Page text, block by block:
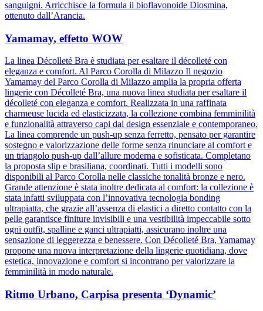
sanguigni. Arricchisce la formula il bioflavonoide Diosmina,
ottenuto dall’Arancia.
Yamamay, effetto WOW
La linea Décolleté Bra è studiata per esaltare il décolleté con
eleganza e comfort. Al Parco Corolla di Milazzo Il negozio
Yamamay del Parco Corolla di Milazzo amplia la propria offerta
lingerie con Décolleté Bra, una nuova linea studiata per esaltare il
décolleté con eleganza e comfort. Realizzata in una raffinata
charmeuse lucida ed elasticizzata, la collezione combina femminilità
e funzionalità attraverso capi dal design essenziale e contemporaneo.
La linea comprende un push-up senza ferretto, pensato per garantire
sostegno e valorizzazione delle forme senza rinunciare al comfort e
un triangolo push-up dall’allure moderna e sofisticata. Completano
la proposta slip e brasiliana, coordinati. Tutti i modelli sono
disponibili al Parco Corolla nelle classiche tonalità bronze e nero.
Grande attenzione è stata inoltre dedicata al comfort: la collezione è
stata infatti sviluppata con l’innovativa tecnologia bonding
ultrapiatta, che grazie all’assenza di elastici a diretto contatto con la
pelle garantisce finiture invisibili e una vestibilità impeccabile sotto
ogni outfit, spalline e ganci ultrapiatti, assicurano inoltre una
sensazione di leggerezza e benessere. Con Décolleté Bra, Yamamay
propone una nuova interpretazione della lingerie quotidiana, dove
estetica, innovazione e comfort si incontrano per valorizzare la
femminilità in modo naturale.
Ritmo Urbano, Carpisa presenta ‘Dynamic’